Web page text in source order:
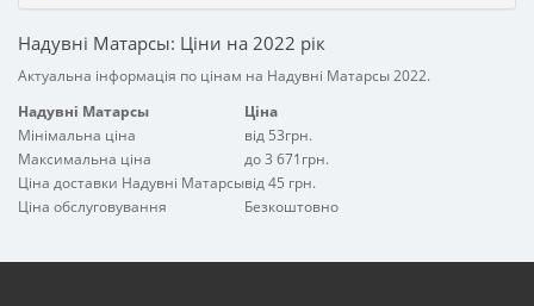
Надувні Матарсы: Ціни на 2022 рік
Актуальна інформація по цінам на Надувні Матарсы 2022.
Надувні Матарсы
Ціна
Мінімальна ціна
від 53грн.
Максимальна ціна
до 3 671грн.
Ціна доставки Надувні Матарсывід 45 грн.
Ціна обслуговування
Безкоштовно